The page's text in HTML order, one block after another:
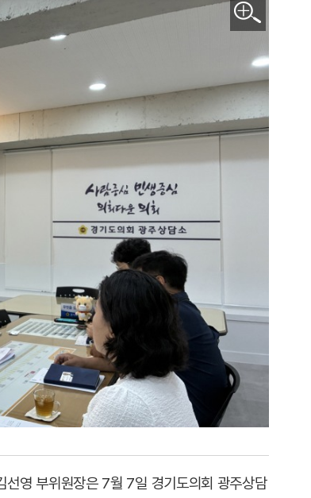
영 부위원장은 7월 7일 경기도의회 광주상담